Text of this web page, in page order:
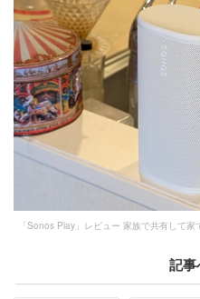
「Sonos Play」レビュー 家族で共有して
記事